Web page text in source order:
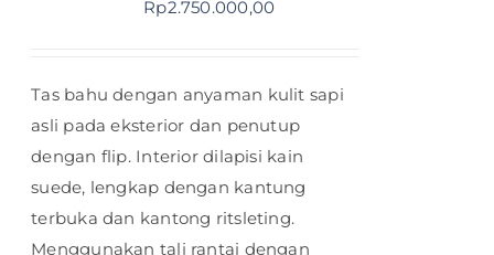
Rp2.750.000,00
Tas bahu dengan anyaman kulit sapi
asli pada eksterior dan penutup
dengan flip. Interior dilapisi kain
suede, lengkap dengan kantung
terbuka dan kantong ritsleting.
Menggunakan tali rantai dengan